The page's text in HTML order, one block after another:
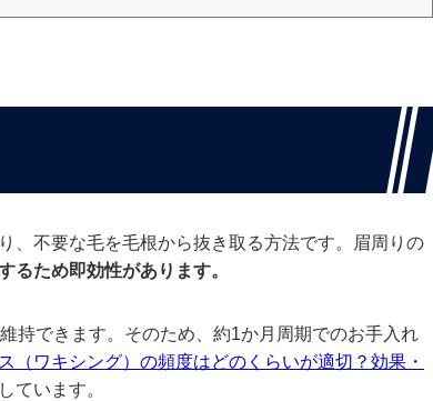
、不要な毛を毛根から抜き取る方法です。眉周りの
るため即効性があります。
持できます。そのため、約1か月周期でのお手入れ
（ワキシング）の頻度はどのくらいが適切？効果・
ています。